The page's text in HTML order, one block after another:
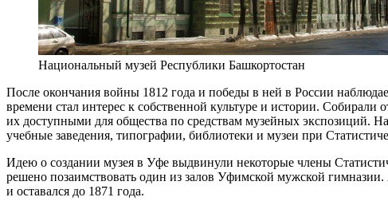
Национальный музей Республики Башкортостан
После окончания войны 1812 года и победы в ней в России
времени стал интерес к собственной культуре и истории.
их доступными для общества по средствам музейных экспозиций.
учебные заведения, типографии, библиотеки и музеи при
Идею о создании музея в Уфе выдвинули некоторые члены
решено позаимствовать один из залов Уфимской мужской гимназии.
и оставался до 1871 года.